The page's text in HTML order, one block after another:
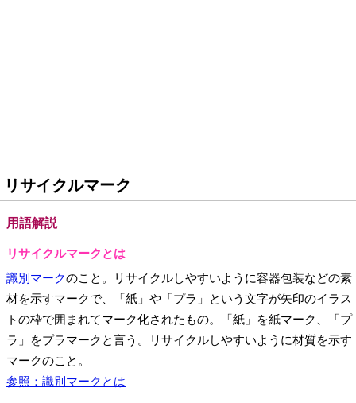
リサイクルマーク
用語解説
リサイクルマークとは
識別マークのこと。リサイクルしやすいように容器包装などの素
材を示すマークで、「紙」や「プラ」という文字が矢印のイラス
トの枠で囲まれてマーク化されたもの。「紙」を紙マーク、「プ
ラ」をプラマークと言う。リサイクルしやすいように材質を示す
マークのこと。
参照：識別マークとは